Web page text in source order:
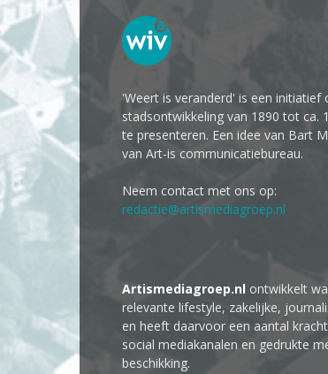
'Weert is veranderd' is een initiatief
stadsontwikkeling van 1890 tot ca.
te presenteren. Een idee van Bart
van Art-is communicatiebureau.
Neem contact met ons op:
redactie@artismediagroep.nl
Artismediagroep.nl ontwikkelt
relevante lifestyle, zakelijke,
en heeft daarvoor een aantal
social mediakanalen en gedrukte
beschikking.